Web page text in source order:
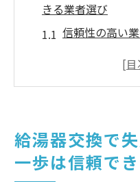
きる業者選び
信頼性の高い
過去の評価や
見積もりの比
安心して任せ
給湯器交換で
一歩は信頼で